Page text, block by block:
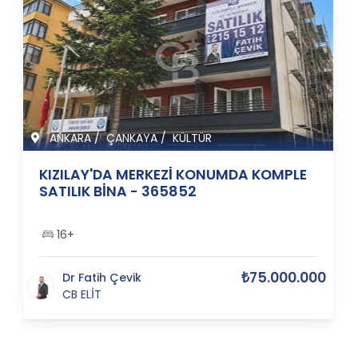
ANKARA/ ÇANKAYA/KÜLTÜR
KIZILAY'DA MERKEZİ KONUMDA KOMPLE
SATILIK BİNA - 365852
16+
Dr Fatih Çevik
CB ELİT
₺75.000.000